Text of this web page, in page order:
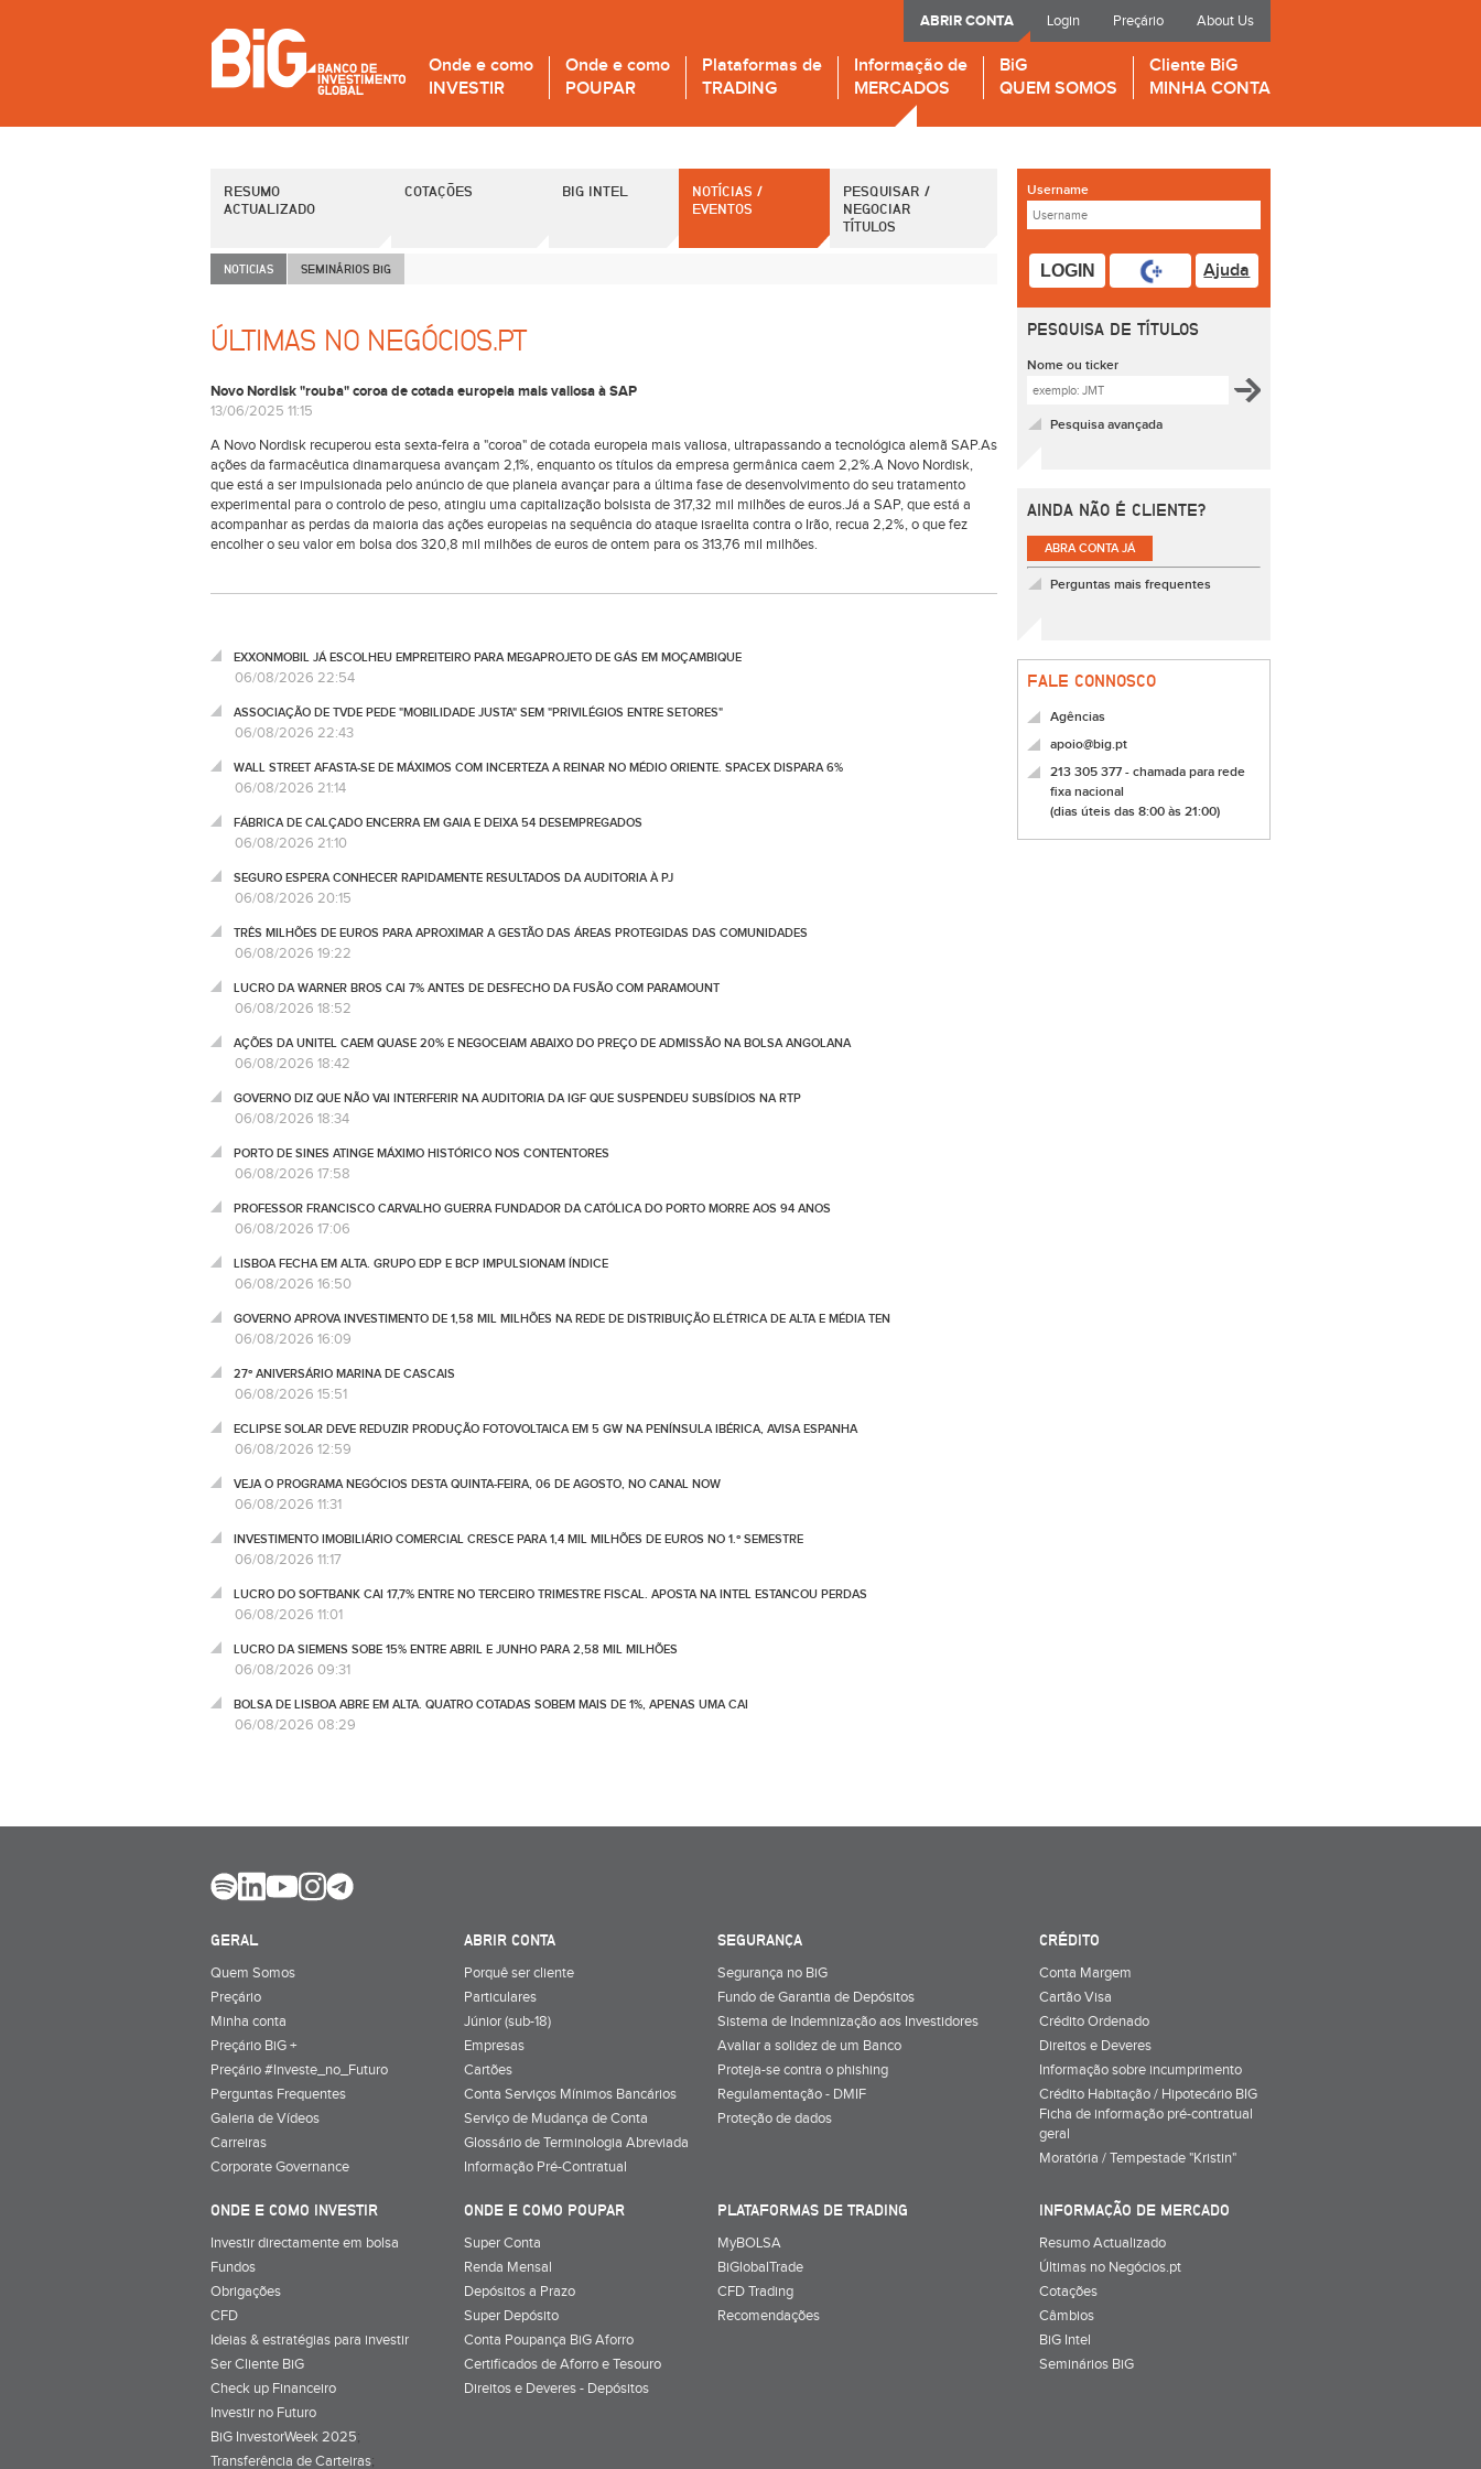
Login Preçário About Us
ABRIR CONTA
Onde e como
INVESTIR
Onde e como
POUPAR
Plataformas de
TRADING
Informação de
MERCADOS
BiG
QUEM SOMOS
Cliente BiG
MINHA CONTA
RESUMO
ACTUALIZADO
COTAÇÕES BIG INTEL
NOTÍCIAS /
EVENTOS
PESQUISAR /
NEGOCIAR
TÍTULOS
NOTICIAS SEMINÁRIOS BiG
ÚLTIMAS NO NEGÓCIOS.PT
Novo Nordisk "rouba" coroa de cotada europeia mais valiosa à SAP
13/06/2025 11:15
A Novo Nordisk recuperou esta sexta-feira a "coroa" de cotada europeia mais valiosa, ultrapassando a tecnológica alemã SAP.As
ações da farmacêutica dinamarquesa avançam 2,1%, enquanto os títulos da empresa germânica caem 2,2%.A Novo Nordisk,
que está a ser impulsionada pelo anúncio de que planeia avançar para a última fase de desenvolvimento do seu tratamento
experimental para o controlo de peso, atingiu uma capitalização bolsista de 317,32 mil milhões de euros.Já a SAP, que está a
acompanhar as perdas da maioria das ações europeias na sequência do ataque israelita contra o Irão, recua 2,2%, o que fez
encolher o seu valor em bolsa dos 320,8 mil milhões de euros de ontem para os 313,76 mil milhões.
EXXONMOBIL JÁ ESCOLHEU EMPREITEIRO PARA MEGAPROJETO DE GÁS EM MOÇAMBIQUE
06/08/2026 22:54
ASSOCIAÇÃO DE TVDE PEDE "MOBILIDADE JUSTA" SEM "PRIVILÉGIOS ENTRE SETORES"
06/08/2026 22:43
WALL STREET AFASTA-SE DE MÁXIMOS COM INCERTEZA A REINAR NO MÉDIO ORIENTE. SPACEX DISPARA 6%
06/08/2026 21:14
FÁBRICA DE CALÇADO ENCERRA EM GAIA E DEIXA 54 DESEMPREGADOS
06/08/2026 21:10
SEGURO ESPERA CONHECER RAPIDAMENTE RESULTADOS DA AUDITORIA À PJ
06/08/2026 20:15
TRÊS MILHÕES DE EUROS PARA APROXIMAR A GESTÃO DAS ÁREAS PROTEGIDAS DAS COMUNIDADES
06/08/2026 19:22
LUCRO DA WARNER BROS CAI 7% ANTES DE DESFECHO DA FUSÃO COM PARAMOUNT
06/08/2026 18:52
AÇÕES DA UNITEL CAEM QUASE 20% E NEGOCEIAM ABAIXO DO PREÇO DE ADMISSÃO NA BOLSA ANGOLANA
06/08/2026 18:42
GOVERNO DIZ QUE NÃO VAI INTERFERIR NA AUDITORIA DA IGF QUE SUSPENDEU SUBSÍDIOS NA RTP
06/08/2026 18:34
PORTO DE SINES ATINGE MÁXIMO HISTÓRICO NOS CONTENTORES
06/08/2026 17:58
PROFESSOR FRANCISCO CARVALHO GUERRA FUNDADOR DA CATÓLICA DO PORTO MORRE AOS 94 ANOS
06/08/2026 17:06
LISBOA FECHA EM ALTA. GRUPO EDP E BCP IMPULSIONAM ÍNDICE
06/08/2026 16:50
GOVERNO APROVA INVESTIMENTO DE 1,58 MIL MILHÕES NA REDE DE DISTRIBUIÇÃO ELÉTRICA DE ALTA E MÉDIA TEN
06/08/2026 16:09
27º ANIVERSÁRIO MARINA DE CASCAIS
06/08/2026 15:51
ECLIPSE SOLAR DEVE REDUZIR PRODUÇÃO FOTOVOLTAICA EM 5 GW NA PENÍNSULA IBÉRICA, AVISA ESPANHA
06/08/2026 12:59
VEJA O PROGRAMA NEGÓCIOS DESTA QUINTA-FEIRA, 06 DE AGOSTO, NO CANAL NOW
06/08/2026 11:31
INVESTIMENTO IMOBILIÁRIO COMERCIAL CRESCE PARA 1,4 MIL MILHÕES DE EUROS NO 1.º SEMESTRE
06/08/2026 11:17
LUCRO DO SOFTBANK CAI 17,7% ENTRE NO TERCEIRO TRIMESTRE FISCAL. APOSTA NA INTEL ESTANCOU PERDAS
06/08/2026 11:01
LUCRO DA SIEMENS SOBE 15% ENTRE ABRIL E JUNHO PARA 2,58 MIL MILHÕES
06/08/2026 09:31
BOLSA DE LISBOA ABRE EM ALTA. QUATRO COTADAS SOBEM MAIS DE 1%, APENAS UMA CAI
06/08/2026 08:29
Username
LOGIN Ajuda
PESQUISA DE TÍTULOS
Nome ou ticker
Pesquisa avançada
AINDA NÃO É CLIENTE?
ABRA CONTA JÁ
Perguntas mais frequentes
FALE CONNOSCO
Agências
apoio@big.pt
213 305 377 - chamada para rede
fixa nacional
(dias úteis das 8:00 às 21:00)
GERAL
Quem Somos
Preçário
Minha conta
Preçário BiG +
Preçário #Investe_no_Futuro
Perguntas Frequentes
Galeria de Vídeos
Carreiras
Corporate Governance
ABRIR CONTA
Porquê ser cliente
Particulares
Júnior (sub-18)
Empresas
Cartões
Conta Serviços Mínimos Bancários
Serviço de Mudança de Conta
Glossário de Terminologia Abreviada
Informação Pré-Contratual
SEGURANÇA
Segurança no BiG
Fundo de Garantia de Depósitos
Sistema de Indemnização aos Investidores
Avaliar a solidez de um Banco
Proteja-se contra o phishing
Regulamentação - DMIF
Proteção de dados
CRÉDITO
Conta Margem
Cartão Visa
Crédito Ordenado
Direitos e Deveres
Informação sobre incumprimento
Crédito Habitação / Hipotecário BIG
Ficha de informação pré-contratual
geral
Moratória / Tempestade "Kristin"
ONDE E COMO INVESTIR
Investir directamente em bolsa
Fundos
Obrigações
CFD
Ideias & estratégias para investir
Ser Cliente BiG
Check up Financeiro
Investir no Futuro
BiG InvestorWeek 2025;
Transferência de Carteiras;
ONDE E COMO POUPAR
Super Conta
Renda Mensal
Depósitos a Prazo
Super Depósito
Conta Poupança BiG Aforro
Certificados de Aforro e Tesouro
Direitos e Deveres - Depósitos
PLATAFORMAS DE TRADING
MyBOLSA
BiGlobalTrade
CFD Trading
Recomendações
INFORMAÇÃO DE MERCADO
Resumo Actualizado
Últimas no Negócios.pt
Cotações
Câmbios
BiG Intel
Seminários BiG